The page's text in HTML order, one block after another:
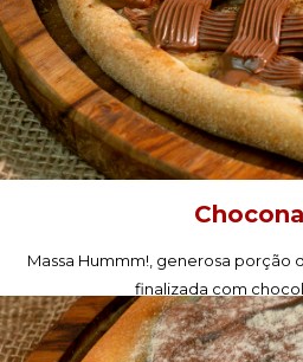
Massa Hummm!, generosa porção
finalizada com
PEÇA